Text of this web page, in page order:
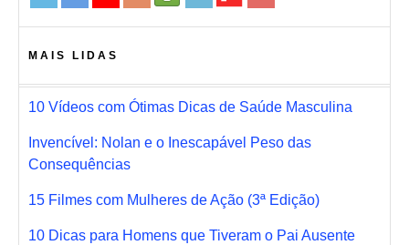
MAIS LIDAS
10 Vídeos com Ótimas Dicas de Saúde Masculina
Invencível: Nolan e o Inescapável Peso das
Consequências
15 Filmes com Mulheres de Ação (3ª Edição)
10 Dicas para Homens que Tiveram o Pai Ausente